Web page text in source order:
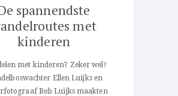
spannendste
met
kinderen
met kinderen? Zeker wel!
Ellen Luijks en
Bob Luijks maakten